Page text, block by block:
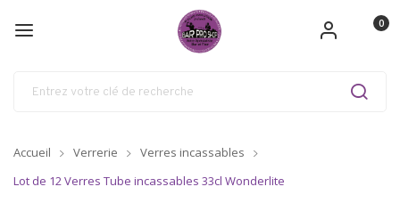
0
Accueil Verrerie
Verres incassables
Lot de 12 Verres Tube incassables 33cl Wonderlite